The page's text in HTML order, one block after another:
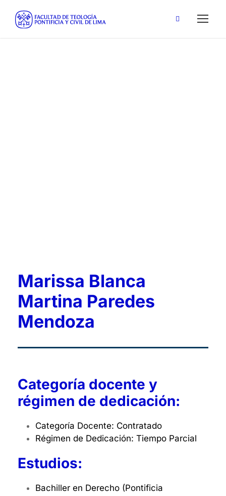
Marissa Blanca
Martina Paredes
Mendoza
Categoría docente y
régimen de dedicación:
Categoría Docente: Contratado
Régimen de Dedicación: Tiempo Parcial
Estudios:
Bachiller en Derecho (Pontificia